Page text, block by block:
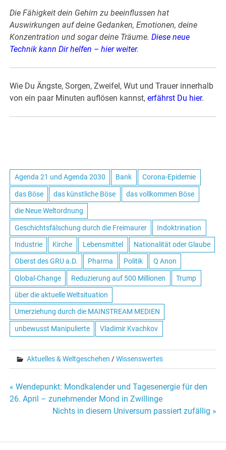
Die Fähigkeit dein Gehirn zu beeinflussen hat
Auswirkungen auf deine Gedanken, Emotionen, deine
Konzentration und sogar deine Träume.Diese neue
Technik kann Dir helfen – hier weiter.
Wie Du Ängste, Sorgen, Zweifel, Wut und Trauer innerhalb
von ein paar Minuten auflösen kannst,erfährst Du hier.
Agenda 21 und Agenda 2030 Bank Corona-Epidemie
das Böse das künstliche Böse das vollkommen Böse
die Neue Weltordnung
Geschichtsfälschung durch die Freimaurer Indoktrination
Industrie Kirche Lebensmittel Nationalität oder Glaube
Oberst des GRU a.D. Pharma Politik Q Anon
Qlobal-Change Reduzierung auf 500 Millionen Trump
über die aktuelle Weltsituation
Umerziehung durch die MAINSTREAM MEDIEN
unbewusst Manipulierte Vladimir Kvachkov
Aktuelles & Weltgeschehen /Wissenswertes
Beitrags-
« Wendepunkt: Mondkalender und Tagesenergie für den
26. April – zunehmender Mond in Zwillinge
Nichts in diesem Universum passiert zufällig »